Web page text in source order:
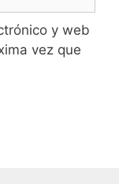
y web
vez que